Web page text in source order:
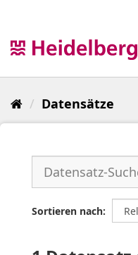
Datensätze
Sortieren nach